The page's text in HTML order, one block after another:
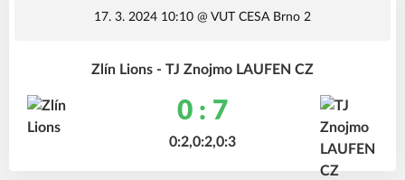
17. 3. 2024 10:10 @ VUT CESA Brno 2
Zlín Lions - TJ Znojmo LAUFEN CZ
0 : 7
0:2,0:2,0:3